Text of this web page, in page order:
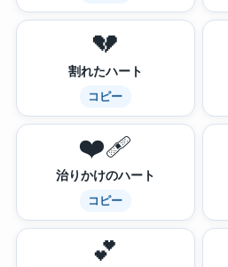
💔
割れたハート
コピー
❤️‍🩹
治りかけのハート
コピー
💕